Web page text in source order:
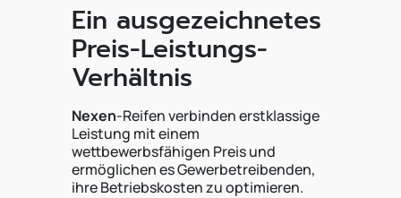
Ein ausgezeichnetes
Preis-Leistungs-
Verhältnis
Nexen-Reifen verbinden erstklassige
Leistung mit einem
wettbewerbsfähigen Preis und
ermöglichen es Gewerbetreibenden,
ihre Betriebskosten zu optimieren.